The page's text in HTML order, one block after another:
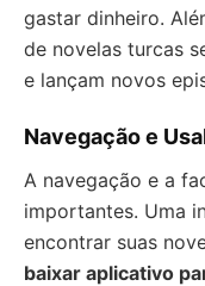
gastar dinheiro.
de novelas turcas
e lançam novos
Navegação e
A navegação e a
importantes. Uma
encontrar suas
baixar aplicativo